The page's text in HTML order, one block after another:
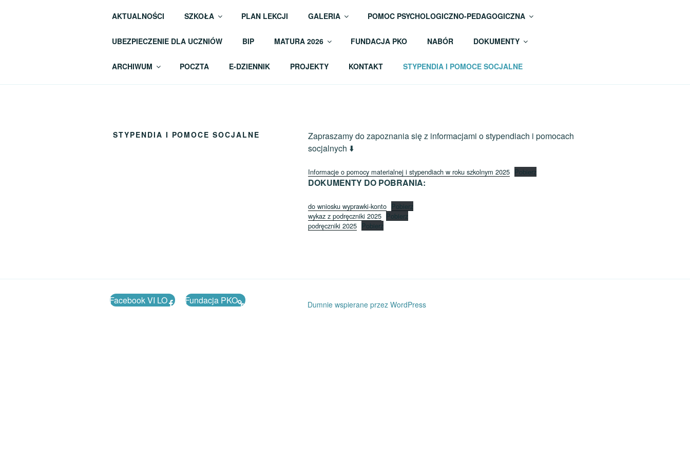
VI LICEUM OGÓLNOKSZTAŁCĄCE
AKTUALNOŚCI SZKOŁA PLAN LEKCJI GALERIA POMOC PSYCHOLOGICZNO-PEDAGOGICZNA
UBEZPIECZENIE DLA UCZNIÓW BIP MATURA 2026 FUNDACJA PKO NABÓR DOKUMENTY
ARCHIWUM POCZTA E-DZIENNIK PROJEKTY KONTAKT STYPENDIA I POMOCE SOCJALNE
STYPENDIA I POMOCE SOCJALNE
Zapraszamy do zapoznania się z informacjami o stypendiach i pomocach
socjalnych ⬇️
Informacje o pomocy materialnej i stypendiach w roku szkolnym 2025 Pobierz
DOKUMENTY DO POBRANIA:
do wniosku wyprawki-konto Pobierz
wykaz z podręczniki 2025 Pobierz
podręczniki 2025 Pobierz
Facebook VI LO Fundacja PKO Dumnie wspierane przez WordPress